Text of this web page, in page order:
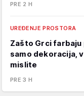
PRE 2 H
UREĐENJE PROSTORA
Zašto Grci farbaju
samo dekoracija,
mislite
PRE 3 H